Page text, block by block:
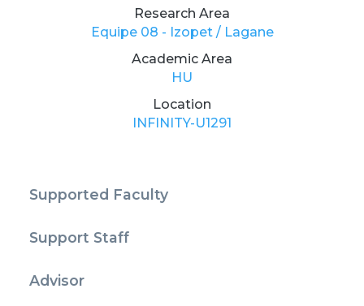
Research Area
Equipe 08 - Izopet / Lagane
Academic Area
HU
Location
INFINITY-U1291
Supported Faculty
Support Staff
Advisor